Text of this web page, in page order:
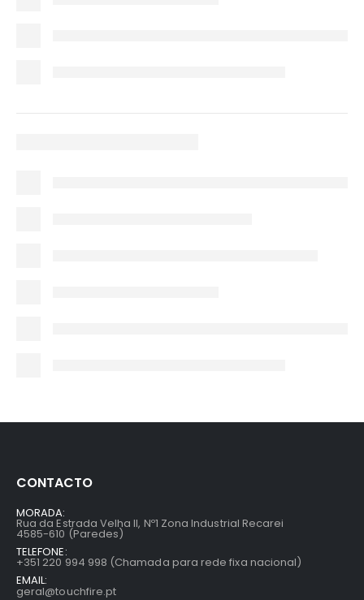
CONTACTO
MORADA:
Rua da Estrada Velha II, Nº1 Zona Industrial Recarei
4585-610 (Paredes)
TELEFONE:
+351 220 994 998 (Chamada para rede fixa nacional)
EMAIL:
geral@touchfire.pt